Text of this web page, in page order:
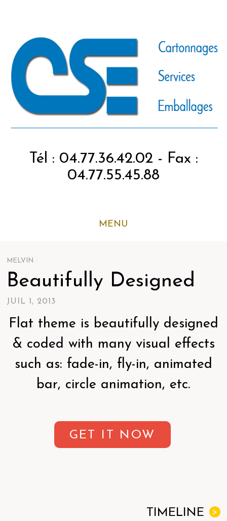
Tél : 04.77.36.42.02 - Fax :
04.77.55.45.88
MENU
MELVIN
Beautifully Designed
JUIL 1, 2013
Flat theme is beautifully designed
& coded with many visual effects
such as: fade-in, fly-in, animated
bar, circle animation, etc.
GET IT NOW
>
TIMELINE